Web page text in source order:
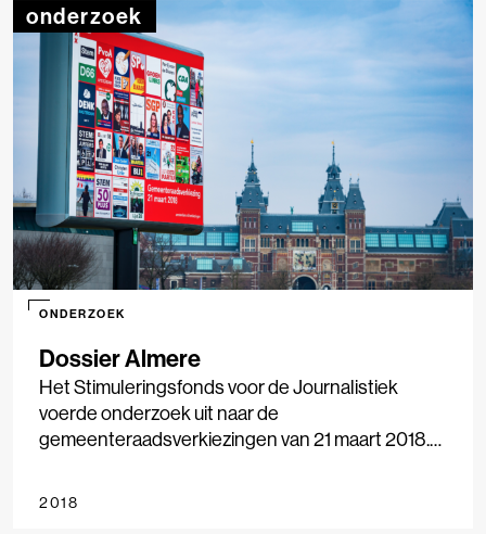
onderzoek
Dossier Almere
ONDERZOEK
Het Stimuleringsfonds voor de Journalistiek
voerde onderzoek uit naar de
gemeenteraadsverkiezingen van 21 maart 2018.
Amsterdam tot Smallingerland, waarbij we keken
2018